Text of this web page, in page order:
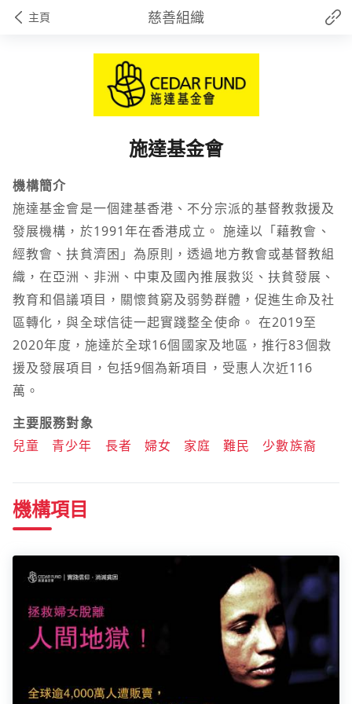
主頁 慈善組織
施達基金會
機構簡介
施達基金會是一個建基香港、不分宗派的基督教救援及
發展機構，於1991年在香港成立。 施達以「藉教會、
經教會、扶貧濟困」為原則，透過地方教會或基督教組
織，在亞洲、非洲、中東及國內推展救災、扶貧發展、
教育和倡議項目，關懷貧窮及弱勢群體，促進生命及社
區轉化，與全球信徒一起實踐整全使命。 在2019至
2020年度，施達於全球16個國家及地區，推行83個救
援及發展項目，包括9個為新項目，受惠人次近116
萬。
主要服務對象
兒童
青少年 長者 婦女 家庭 難民 少數族裔
機構項目